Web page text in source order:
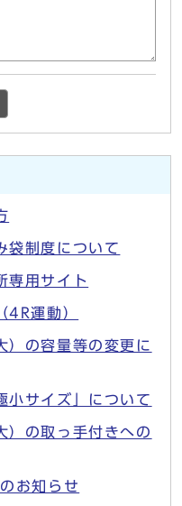
袋制度について
専用サイト
4R運動）
）の容量等の変更に
小サイズ」について
）の取っ手付きへの
お知らせ